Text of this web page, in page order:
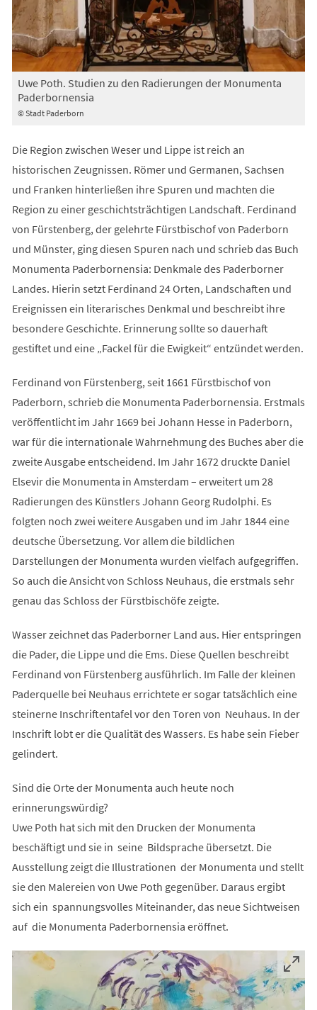
© Stadt Paderborn
Uwe Poth. Studien zu den Radierungen der Monumenta
Paderbornensia
Die Region zwischen Weser und Lippe ist reich an
historischen Zeugnissen. Römer und Germanen, Sachsen
und Franken hinterließen ihre Spuren und machten die
Region zu einer geschichtsträchtigen Landschaft. Ferdinand
von Fürstenberg, der gelehrte Fürstbischof von Paderborn
und Münster, ging diesen Spuren nach und schrieb das Buch
Monumenta Paderbornensia: Denkmale des Paderborner
Landes. Hierin setzt Ferdinand 24 Orten, Landschaften und
Ereignissen ein literarisches Denkmal und beschreibt ihre
besondere Geschichte. Erinnerung sollte so dauerhaft
gestiftet und eine „Fackel für die Ewigkeit“ entzündet werden.
Ferdinand von Fürstenberg, seit 1661 Fürstbischof von
Paderborn, schrieb die Monumenta Paderbornensia. Erstmals
veröffentlicht im Jahr 1669 bei Johann Hesse in Paderborn,
war für die internationale Wahrnehmung des Buches aber die
zweite Ausgabe entscheidend. Im Jahr 1672 druckte Daniel
Elsevir die Monumenta in Amsterdam – erweitert um 28
Radierungen des Künstlers Johann Georg Rudolphi. Es
folgten noch zwei weitere Ausgaben und im Jahr 1844 eine
deutsche Übersetzung. Vor allem die bildlichen
Darstellungen der Monumenta wurden vielfach aufgegriffen.
So auch die Ansicht von Schloss Neuhaus, die erstmals sehr
genau das Schloss der Fürstbischöfe zeigte.
Wasser zeichnet das Paderborner Land aus. Hier entspringen
die Pader, die Lippe und die Ems. Diese Quellen beschreibt
Ferdinand von Fürstenberg ausführlich. Im Falle der kleinen
Paderquelle bei Neuhaus errichtete er sogar tatsächlich eine
steinerne Inschriftentafel vor den Toren von Neuhaus. In der
Inschrift lobt er die Qualität des Wassers. Es habe sein Fieber
gelindert.
Sind die Orte der Monumenta auch heute noch
erinnerungswürdig?
Uwe Poth hat sich mit den Drucken der Monumenta
beschäftigt und sie in seine Bildsprache übersetzt. Die
Ausstellung zeigt die Illustrationen der Monumenta und stellt
sie den Malereien von Uwe Poth gegenüber. Daraus ergibt
sich ein spannungsvolles Miteinander, das neue Sichtweisen
auf die Monumenta Paderbornensia eröffnet.